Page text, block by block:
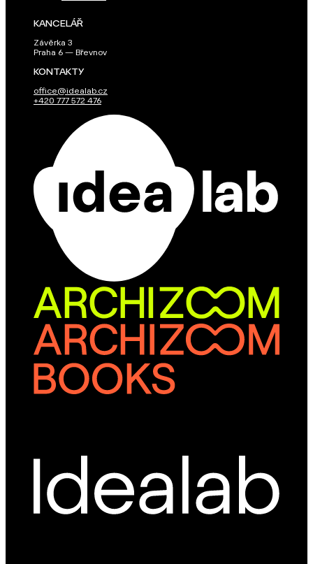
KANCELÁŘ
Závěrka 3
Praha 6 — Břevnov
KONTAKTY
office@idealab.cz
+420 777 572 476